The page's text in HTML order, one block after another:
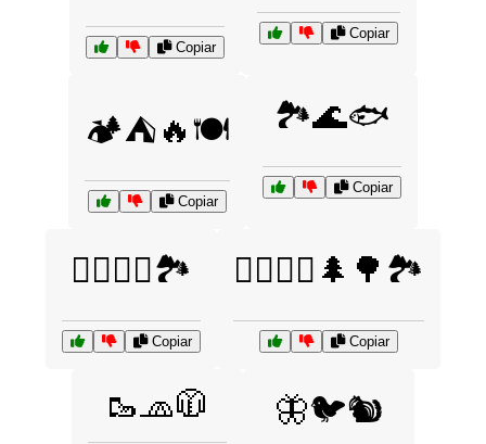
Copiar
Copiar
🏕️⛺🔥🍽️
Copiar
🏞️🌊🐟
Copiar
🚵‍♂️🚵‍♀️🏞️
Copiar
🚶‍♂️🚶‍♀️🌲🌳🏞️
Copiar
🥾🧢🧥 🦋🐦🐿️